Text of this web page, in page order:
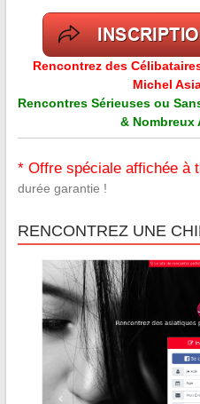
Rencontrez des
Michel
Rencontres Sérieuses ou
& Nombreux
* Offre spéciale affichée à
durée garantie !
RENCONTREZ UNE